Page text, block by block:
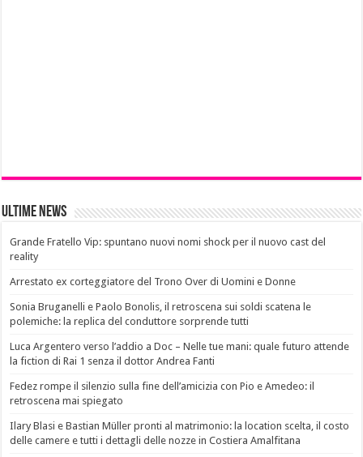
Ultime News
Grande Fratello Vip: spuntano nuovi nomi shock per il nuovo cast del
reality
Arrestato ex corteggiatore del Trono Over di Uomini e Donne
Sonia Bruganelli e Paolo Bonolis, il retroscena sui soldi scatena le
polemiche: la replica del conduttore sorprende tutti
Luca Argentero verso l’addio a Doc – Nelle tue mani: quale futuro attende
la fiction di Rai 1 senza il dottor Andrea Fanti
Fedez rompe il silenzio sulla fine dell’amicizia con Pio e Amedeo: il
retroscena mai spiegato
Ilary Blasi e Bastian Müller pronti al matrimonio: la location scelta, il costo
delle camere e tutti i dettagli delle nozze in Costiera Amalfitana